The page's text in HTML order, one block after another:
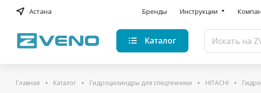
Астана Бренды Инструкции
Каталог
Главная Каталог Гидроцилиндры для спецтехники HITACHI